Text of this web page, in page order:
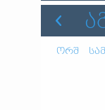
ორშ სამ